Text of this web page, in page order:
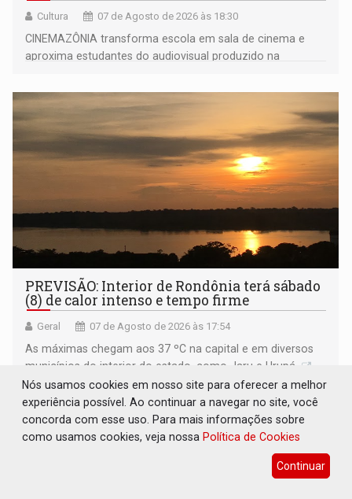
Cultura 07 de Agosto de 2026 às 18:30
CINEMAZÔNIA transforma escola em sala de cinema e
aproxima estudantes do audiovisual produzido na
PREVISÃO: Interior de Rondônia terá sábado
(8) de calor intenso e tempo firme
Geral 07 de Agosto de 2026 às 17:54
As máximas chegam aos 37 ºC na capital e em diversos
municípios do interior do estado, como Jaru e Urupá
Nós usamos cookies em nosso site para oferecer a melhor
experiência possível. Ao continuar a navegar no site, você
concorda com esse uso. Para mais informações sobre
como usamos cookies, veja nossa Política de Cookies
Continuar